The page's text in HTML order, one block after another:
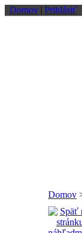
Domov | Prihlásiť
Domov